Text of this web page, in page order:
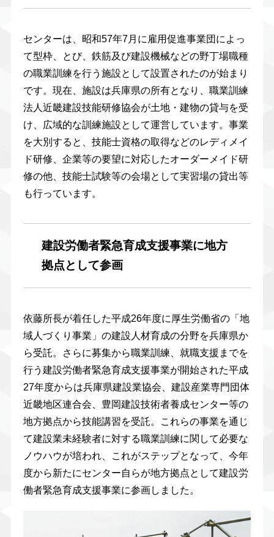
センターは、昭和57年7月に雇用促進事業団によっ
て型枠、とび、鉄筋及び建設機械などの野丁場職種
の職業訓練を行う施設として設置されたのが始まり
です。現在、施設は兵庫県の所有となり、職業訓練
法人近畿建設技能研修協会が土地・建物の貸与を受
け、広域的な訓練施設として運営しています。事業
を大別すると、技能士資格の取得などのレディメイ
ド研修、企業等の要望に対応したオーダーメイド研
修の他、技能士試験等の会場として実習場の貸出等
も行っています。
建設労働者緊急育成支援事業に地方
拠点として参画
依藤所長が着任した平成26年度に厚生労働省の「地
域人づくり事業」の建設人材育成の分野を兵庫県か
ら受託。さらに募集から職業訓練、就職支援までを
行う建設労働者緊急育成支援事業が開始された平成
27年度からは兵庫県建設業協会、建設産業専門団体
近畿地区連合会、豊岡建設技術者養成センター等の
地方拠点から技能講習を受託。これらの事業を通じ
て建設業未経験者に対する職業訓練に関して必要な
ノウハウが培われ、これがステップとなって、今年
度から新たにセンター自らが地方拠点として建設労
働者緊急育成支援事業に参画しました。